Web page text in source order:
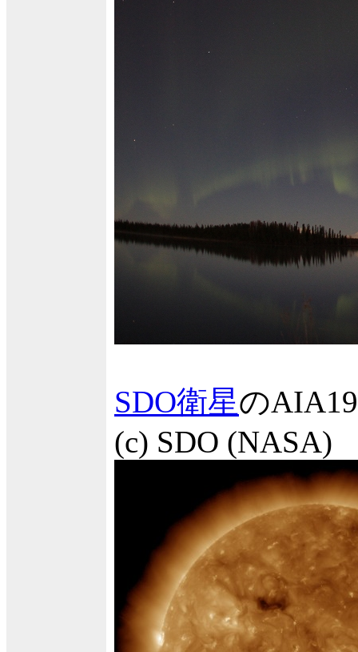
SDO衛星の
(c) SDO (NASA)